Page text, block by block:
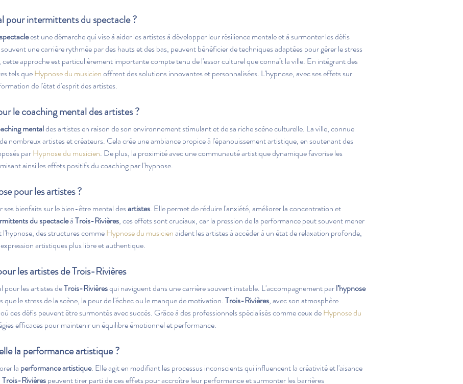
pour intermittents du spectacle ?
est une démarche qui vise à aider les artistes à développer leur résilience mentale et à surmonter les défis
une carrière rythmée par des hauts et des bas, peuvent bénéficier de techniques adaptées pour gérer le stress
, cette approche est particulièrement importante compte tenu de l'essor culturel que connaît la ville. En intégrant des
tels que Hypnose du musicien offrent des solutions innovantes et personnalisées. L'hypnose, avec ses effets sur
de l'état d'esprit des artistes.
le coaching mental des artistes ?
mental des artistes en raison de son environnement stimulant et de sa riche scène culturelle. La ville, connue
nombreux artistes et créateurs. Cela crée une ambiance propice à l'épanouissement artistique, en soutenant des
par Hypnose du musicien. De plus, la proximité avec une communauté artistique dynamique favorise les
ainsi les effets positifs du coaching par l'hypnose.
pour les artistes ?
bienfaits sur le bien-être mental des artistes. Elle permet de réduire l'anxiété, améliorer la concentration et
du spectacle à Trois-Rivières, ces effets sont cruciaux, car la pression de la performance peut souvent mener
des structures comme Hypnose du musicien aident les artistes à accéder à un état de relaxation profonde,
artistiques plus libre et authentique.
les artistes de Trois-Rivières
pour les artistes de Trois-Rivières qui naviguent dans une carrière souvent instable. L'accompagnement par l’hypnose
le stress de la scène, la peur de l'échec ou le manque de motivation. Trois-Rivières, avec son atmosphère
ces défis peuvent être surmontés avec succès. Grâce à des professionnels spécialisés comme ceux de Hypnose du
efficaces pour maintenir un équilibre émotionnel et performance.
la performance artistique ?
la performance artistique. Elle agit en modifiant les processus inconscients qui influencent la créativité et l'aisance
Trois-Rivières peuvent tirer parti de ces effets pour accroître leur performance et surmonter les barrières